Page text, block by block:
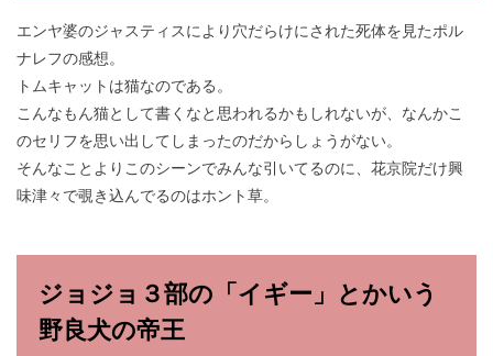
エンヤ婆のジャスティスにより穴だらけにされた死体を見たポル
ナレフの感想。
トムキャットは猫なのである。
こんなもん猫として書くなと思われるかもしれないが、なんかこ
のセリフを思い出してしまったのだからしょうがない。
そんなことよりこのシーンでみんな引いてるのに、花京院だけ興
味津々で覗き込んでるのはホント草。
ジョジョ３部の「イギー」とかいう
野良犬の帝王